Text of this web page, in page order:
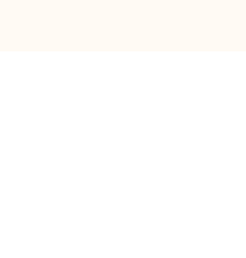
ミュニティ